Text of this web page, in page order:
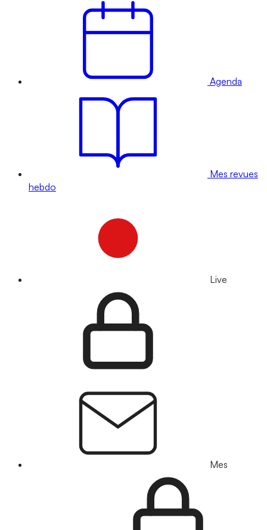
Agenda
Mes revues
hebdo
Live
Mes